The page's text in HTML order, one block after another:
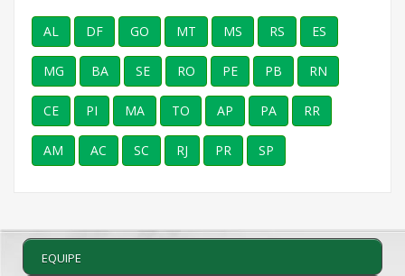
AL DF GO MT MS RS ES
MG BA SE RO PE PB RN
CE PI MA TO AP PA RR
AM AC SC RJ PR SP
EQUIPE